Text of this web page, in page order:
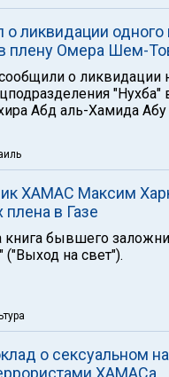
ликвидации одного
плену Омера Шем-
о ликвидации
"Нухба"
Абд аль-Хамида
ХАМАС Максим
плена в Газе
бывшего
Харкина "יוצה לאור" ("Выход на свет").
о сексуальном
ХАМАСа